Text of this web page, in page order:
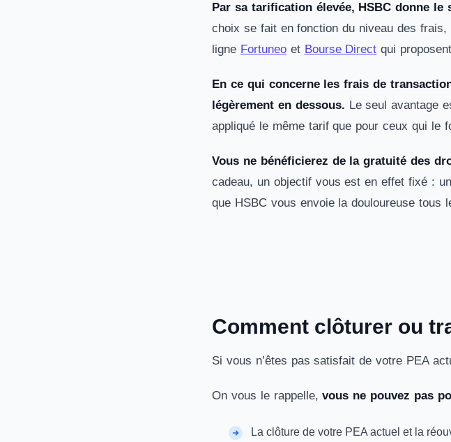
Par sa tarification élevée, HSBC donne
choix se fait en fonction du niveau des
ligne Fortuneoet Bourse Direct qui
En ce qui concerne les frais de
légèrement en dessous. Le seul avantage
appliqué le même tarif que pour ceux qui le
Vous ne bénéficierez de la gratuité des
cadeau, un objectif vous est en effet fixé :
que HSBC vous envoie la douloureuse tous
Comment clôturer ou
Si vous n’êtes pas satisfait de votre PEA
On vous le rappelle,vous ne pouvez pas
La clôture de votre PEA actuel et la